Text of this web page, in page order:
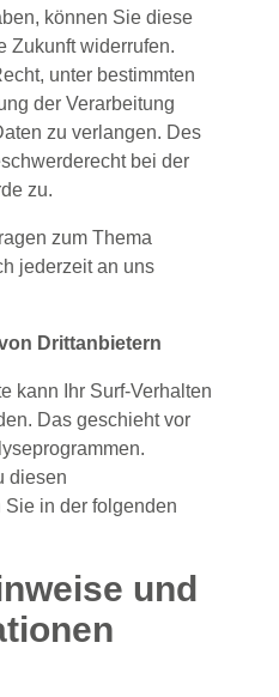
können Sie diese
Zukunft widerrufen.
unter bestimmten
der Verarbeitung
zu verlangen. Des
bei der
zu.
zum Thema
jederzeit an uns
Drittanbietern
kann Ihr Surf-Verhalten
Das geschieht vor
diesen
in der folgenden
und